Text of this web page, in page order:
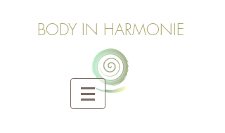
BODY IN HARMONIE